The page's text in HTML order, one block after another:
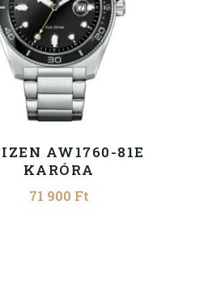
AW1760-81E
KARÓRA
71 900 Ft